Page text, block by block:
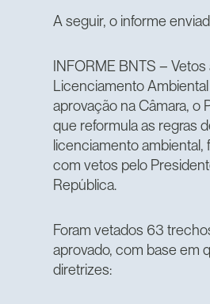
A seguir, o informe
INFORME BNTS – Vetos
Licenciamento
aprovação na Câmara, o
que reformula as regras
licenciamento ambiental,
com vetos pelo
República.
Foram vetados 63
aprovado, com base em
diretrizes: